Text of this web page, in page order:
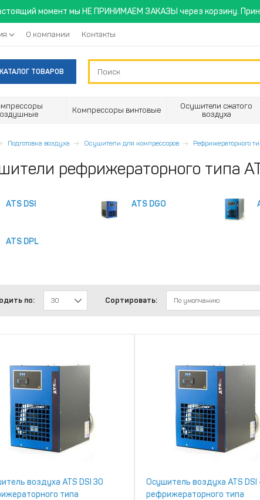
момент мы НЕ ПРИНИМАЕМ ЗАКАЗЫ через корзину.
О компании Контакты
КАТАЛОГ ТОВАРОВ
Компрессоры винтовые
Осушители сжатого
воздуха
Подготовка воздуха Осушители для компрессоров Рефрижераторного
рефрижераторного типа
ATS DSI ATS DGO
ATS DPL
по: 30 Сортировать: По умолчанию
воздуха ATS DSI 30
типа
Осушитель воздуха ATS DSI
рефрижераторного типа